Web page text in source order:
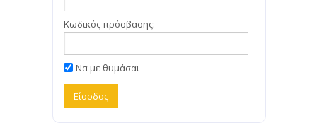
Κωδικός πρόσβασης:
Να με θυμάσαι